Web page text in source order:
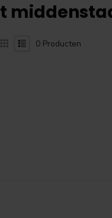
0 Producten